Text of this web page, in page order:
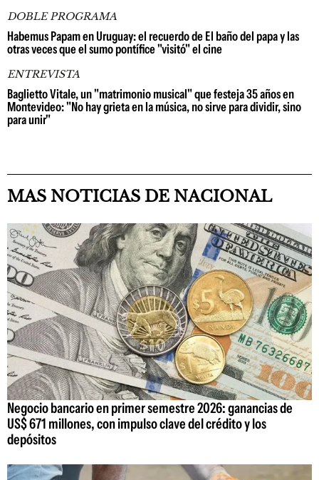
DOBLE PROGRAMA
Habemus Papam en Uruguay: el recuerdo de El baño del papa y las
otras veces que el sumo pontífice "visitó" el cine
ENTREVISTA
Baglietto Vitale, un "matrimonio musical" que festeja 35 años en
Montevideo: "No hay grieta en la música, no sirve para dividir, sino
para unir"
MAS NOTICIAS DE NACIONAL
Negocio bancario en primer semestre 2026: ganancias de
US$ 671 millones, con impulso clave del crédito y los
depósitos